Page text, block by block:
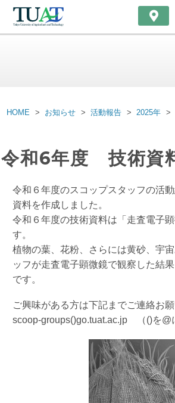
HOME お知らせ 活動報告 2025年
令和6年度 技術資
令和６年度のスコップスタッフの活
資料を作成しました。
令和６年度の技術資料は「走査電子
す。
植物の葉、花粉、さらには黄砂、宇
ッフが走査電子顕微鏡で観察した結
です。
ご興味がある方は下記までご連絡お願
scoop-groups()go.tuat.ac.jp （()を@